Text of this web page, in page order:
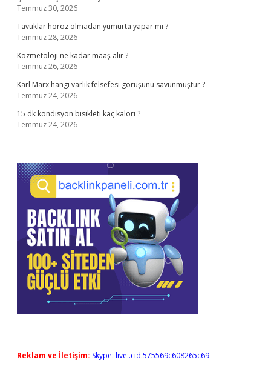
Temmuz 30, 2026
Tavuklar horoz olmadan yumurta yapar mı ?
Temmuz 28, 2026
Kozmetoloji ne kadar maaş alır ?
Temmuz 26, 2026
Karl Marx hangi varlık felsefesi görüşünü savunmuştur ?
Temmuz 24, 2026
15 dk kondisyon bisikleti kaç kalori ?
Temmuz 24, 2026
Reklam ve İletişim: Skype: live:.cid.575569c608265c69